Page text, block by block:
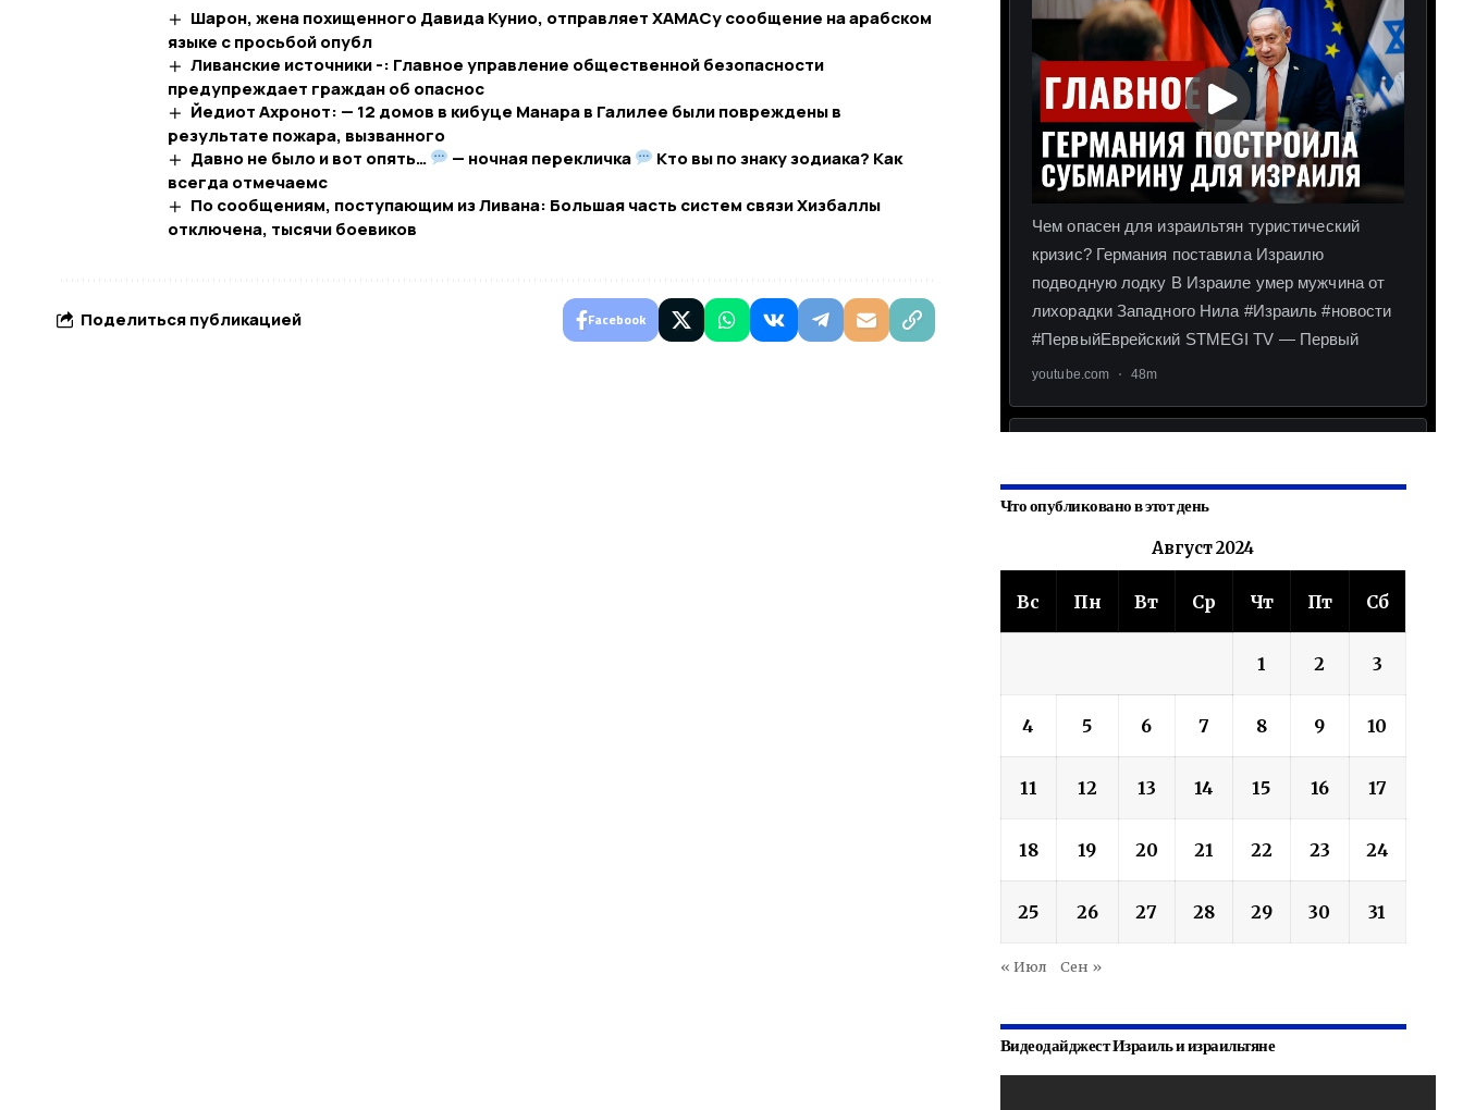
Шарон, жена похищенного Давида Кунио, отправляет ХАМАСу сообщение на арабском
языке с просьбой опубл
Ливанские источники -: Главное управление общественной безопасности
предупреждает граждан об опаснос
Йедиот Ахронот: — 12 домов в кибуце Манара в Галилее были повреждены в
результате пожара, вызванного
Давно не было и вот опять…
— ночная перекличка
Кто вы по знаку зодиака? Как
всегда отмечаемс
По сообщениям, поступающим из Ливана: Большая часть систем связи Хизбаллы
отключена, тысячи боевиков
Поделиться публикацией Facebook
Что опубликовано в этот день
Август 2024
Вс Пн Вт Ср Чт Пт Сб
1 2 3
4 5 6 7 8 9 10
11 12 13 14 15 16 17
18 19 20 21 22 23 24
25 26 27 28 29 30 31
« Июл Сен »
Видеодайджест Израиль и израильтяне